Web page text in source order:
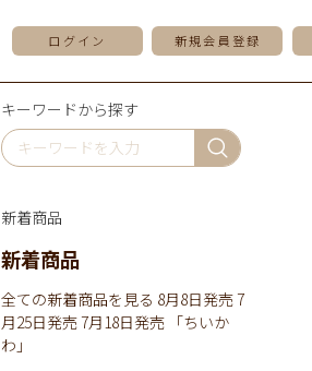
ログイン 新規会員登録
キーワードから探す
新着商品
新着商品
全ての新着商品を見る 8月8日発売7
月25日発売7月18日発売 「ちいか
わ」